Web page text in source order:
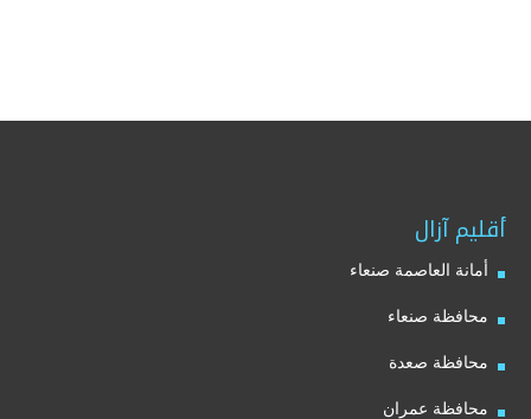
أقليم آزال
أمانة العاصمة صنعاء
محافظة صنعاء
محافظة صعدة
محافظة عمران